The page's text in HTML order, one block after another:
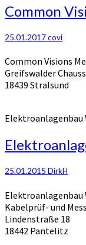
Common
25.01.2017covi
Common Visions
Greifswalder
18439 Stralsund
Elektroanlagenbau
25.01.2015 DirkH
Elektroanlagenbau
Kabelprüf- und
Lindenstraße 18
18442 Pantelitz